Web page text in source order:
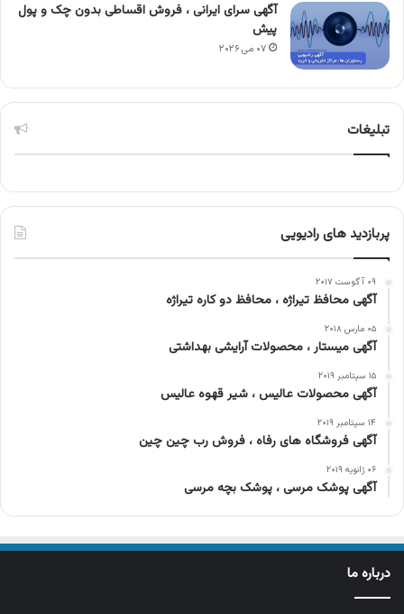
آگهی سرای ایرانی ، فروش اقساطی بدون چک و پول
پیش
۰۷ می ۲۰۲۶
تبلیغات
پربازدید های رادیویی
۰۹ آگوست ۲۰۱۷
آگهی محافظ تیراژه ، محافظ دو کاره تیراژه
۰۵ مارس ۲۰۱۸
آگهی میستار ، محصولات آرایشی بهداشتی
۱۵ سپتامبر ۲۰۱۹
آگهی محصولات عالیس ، شیر قهوه عالیس
۱۴ سپتامبر ۲۰۱۹
آگهی فروشگاه های رفاه ، فروش رب چین چین
۰۶ ژانویه ۲۰۱۹
آگهی پوشک مرسی ، پوشک بچه مرسی
درباره ما